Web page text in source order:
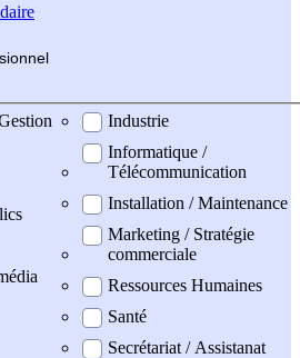
Industrie
Informatique /
Télécommunication
Installation / Maintenance
Marketing / Stratégie
commerciale
Ressources Humaines
Santé
Secrétariat / Assistanat